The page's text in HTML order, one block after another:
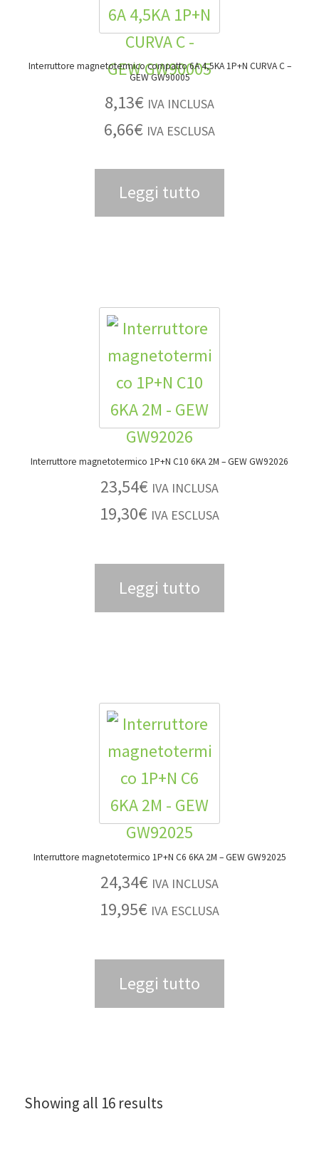
Interruttore magnetotermico compatto 6A 4,5KA 1P+N CURVA C –
GEW GW90005
8,13€ IVA INCLUSA
6,66€ IVA ESCLUSA
Leggi tutto
Interruttore magnetotermico 1P+N C10 6KA 2M – GEW GW92026
23,54€ IVA INCLUSA
19,30€ IVA ESCLUSA
Leggi tutto
Interruttore magnetotermico 1P+N C6 6KA 2M – GEW GW92025
24,34€ IVA INCLUSA
19,95€ IVA ESCLUSA
Leggi tutto
Showing all 16 results